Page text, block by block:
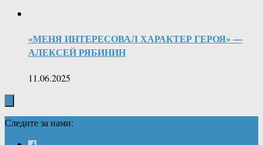
«МЕНЯ ИНТЕРЕСОВАЛ ХАРАКТЕР ГЕРОЯ» —
АЛЕКСЕЙ РЯБИНИН
11.06.2025
Следите за нами: